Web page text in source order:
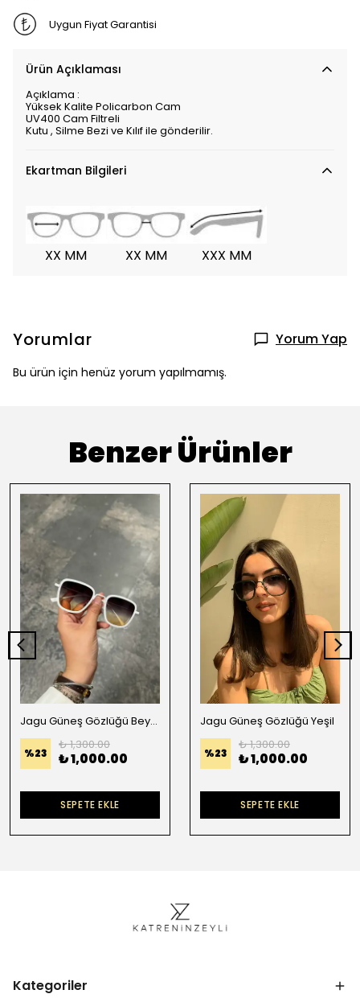
Uygun Fiyat Garantisi
Ürün Açıklaması
Açıklama :
Yüksek Kalite Policarbon Cam
UV400 Cam Filtreli
Kutu , Silme Bezi ve Kılıf ile gönderilir.
Ekartman Bilgileri
XX MM XX MM XXX MM
Yorumlar Yorum Yap
Bu ürün için henüz yorum yapılmamış.
Benzer Ürünler
Jagu Güneş Gözlüğü Beyaz Degradeli
%23
₺ 1,300.00
₺ 1,000.00
SEPETE EKLE
Jagu Güneş Gözlüğü Yeşil
%23
₺ 1,300.00
₺ 1,000.00
SEPETE EKLE
Kategoriler